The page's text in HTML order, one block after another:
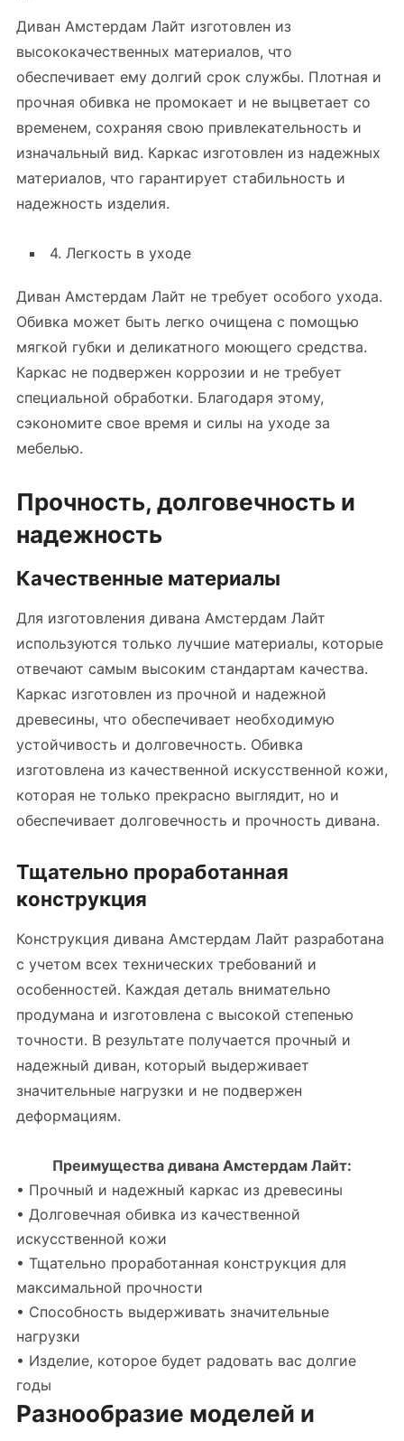
Диван Амстердам Лайт изготовлен из
высококачественных материалов, что
обеспечивает ему долгий срок службы. Плотная и
прочная обивка не промокает и не выцветает со
временем, сохраняя свою привлекательность и
изначальный вид. Каркас изготовлен из надежных
материалов, что гарантирует стабильность и
надежность изделия.
4. Легкость в уходе
Диван Амстердам Лайт не требует особого ухода.
Обивка может быть легко очищена с помощью
мягкой губки и деликатного моющего средства.
Каркас не подвержен коррозии и не требует
специальной обработки. Благодаря этому,
сэкономите свое время и силы на уходе за
мебелью.
Прочность, долговечность и
надежность
Качественные материалы
Для изготовления дивана Амстердам Лайт
используются только лучшие материалы, которые
отвечают самым высоким стандартам качества.
Каркас изготовлен из прочной и надежной
древесины, что обеспечивает необходимую
устойчивость и долговечность. Обивка
изготовлена из качественной искусственной кожи,
которая не только прекрасно выглядит, но и
обеспечивает долговечность и прочность дивана.
Тщательно проработанная
конструкция
Конструкция дивана Амстердам Лайт разработана
с учетом всех технических требований и
особенностей. Каждая деталь внимательно
продумана и изготовлена с высокой степенью
точности. В результате получается прочный и
надежный диван, который выдерживает
значительные нагрузки и не подвержен
деформациям.
Преимущества дивана Амстердам Лайт:
• Прочный и надежный каркас из древесины
• Долговечная обивка из качественной
искусственной кожи
• Тщательно проработанная конструкция для
максимальной прочности
• Способность выдерживать значительные
нагрузки
• Изделие, которое будет радовать вас долгие
годы
Разнообразие моделей и